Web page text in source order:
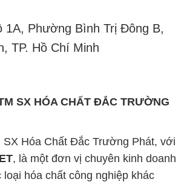
1A, Phường Bình Trị Đông B,
TP. Hồ Chí Minh
SX HÓA CHẤT ĐẮC TRƯỜNG
SX Hóa Chất Đắc Trường Phát, với
, là một đơn vị chuyên kinh doanh
loại hóa chất công nghiệp khác